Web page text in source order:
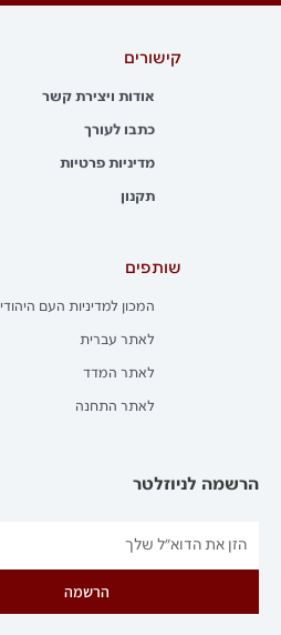
קישורים
אודות ויצירת קשר
כתבו לעורך
מדיניות פרטיות
תקנון
שותפים
המכון למדיניות העם היהודי
לאתר עברית
לאתר המדד
לאתר התחנה
הרשמה לניוזלטר
הרשמה